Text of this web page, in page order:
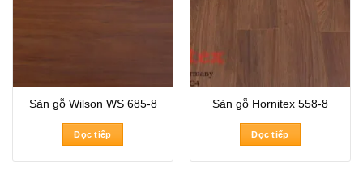
Sàn gỗ Wilson WS 685-8
Đọc tiếp
Sàn gỗ Hornitex 558-8
Đọc tiếp